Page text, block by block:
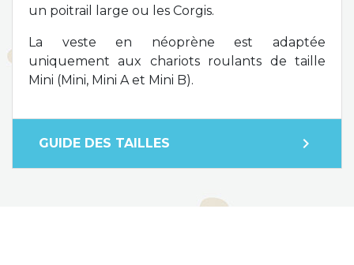
un poitrail large ou les Corgis.
La veste en néoprène est adaptée
uniquement aux chariots roulants de taille
Mini (Mini, Mini A et Mini B).
GUIDE DES TAILLES expand_more